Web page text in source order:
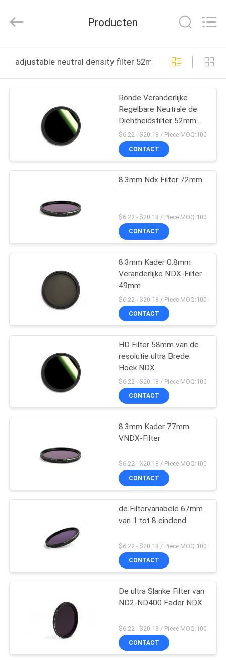
PRODUCTEN
ONGEVEER
FABRIEKSREIS
KWALITEITSCONTROLE
ONS
VERZOEK
CITAAT
SITEMAP
PRIVACY
POLICY
Shadow
Technology
Rights
Producten
adjustable neutral density filter 52mm online fabricage
Ronde Veranderlijke
Regelbare Neutrale de
Dichtheidsfilter 52mm
van ND2-400
$6.22 - $20.18 / Piece MOQ:100
CONTACT
8.3mm Ndx Filter 72mm
$6.22 - $20.18 / Piece MOQ:100
CONTACT
8.3mm Kader 0.8mm
Veranderlijke NDX-Filter
49mm
$6.22 - $20.18 / Piece MOQ:100
CONTACT
HD Filter 58mm van de
resolutie ultra Brede
Hoek NDX
$6.22 - $20.18 / Piece MOQ:100
CONTACT
8.3mm Kader 77mm
VNDX-Filter
$6.22 - $20.18 / Piece MOQ:100
CONTACT
de Filtervariabele 67mm
van 1 tot 8 eindend
$6.22 - $20.18 / Piece MOQ:100
CONTACT
De ultra Slanke Filter van
ND2-ND400 Fader NDX
$6.22 - $20.18 / Piece MOQ:100
CONTACT